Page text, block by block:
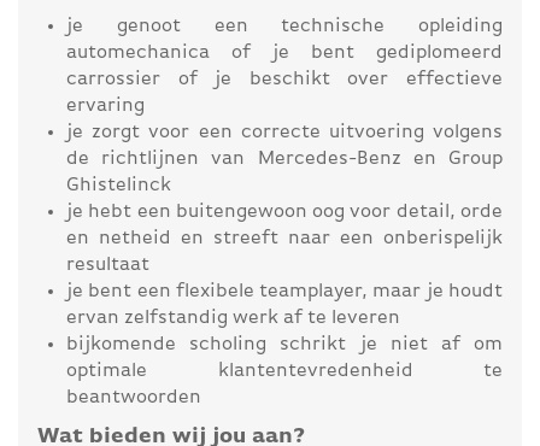
je genoot een technische opleiding
automechanica of je bent gediplomeerd
carrossier of je beschikt over effectieve
ervaring
je zorgt voor een correcte uitvoering volgens
de richtlijnen van Mercedes-Benz en Group
Ghistelinck
je hebt een buitengewoon oog voor detail, orde
en netheid en streeft naar een onberispelijk
resultaat
je bent een flexibele teamplayer, maar je houdt
ervan zelfstandig werk af te leveren
bijkomende scholing schrikt je niet af om
optimale klantentevredenheid te
beantwoorden
Wat bieden wij jou aan?